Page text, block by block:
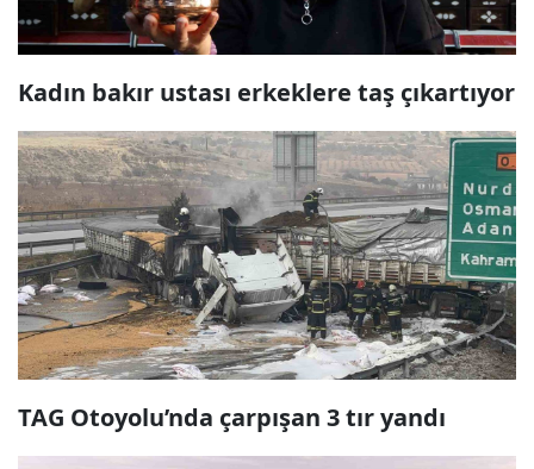
Kadın bakır ustası erkeklere taş çıkartıyor
TAG Otoyolu’nda çarpışan 3 tır yandı